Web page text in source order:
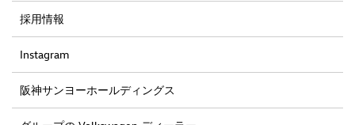
採用情報
Instagram
阪神サンヨーホールディングス